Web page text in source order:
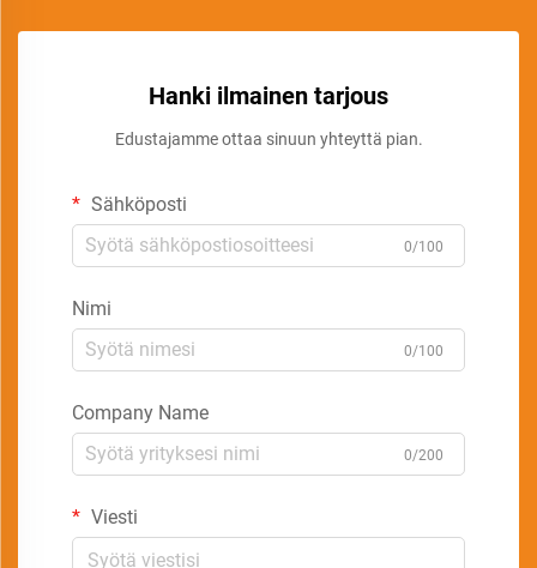
Hanki ilmainen tarjous
Edustajamme ottaa sinuun yhteyttä pian.
Sähköposti
0/100
Nimi
0/100
Company Name
0/200
Viesti